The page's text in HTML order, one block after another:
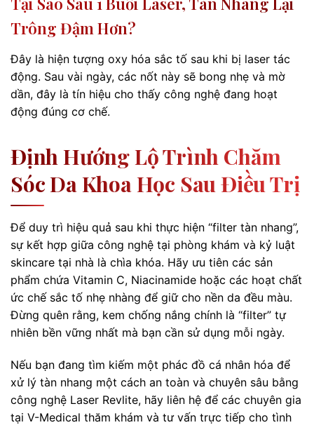
Trông Đậm Hơn?
Đây là hiện tượng oxy hóa sắc tố sau khi bị laser tác
động. Sau vài ngày, các nốt này sẽ bong nhẹ và mờ
dần, đây là tín hiệu cho thấy công nghệ đang hoạt
động đúng cơ chế.
Định Hướng Lộ Trình Chăm
Sóc Da Khoa Học Sau Điều Trị
Để duy trì hiệu quả sau khi thực hiện “filter tàn nhang”,
sự kết hợp giữa công nghệ tại phòng khám và kỷ luật
skincare tại nhà là chìa khóa. Hãy ưu tiên các sản
phẩm chứa Vitamin C, Niacinamide hoặc các hoạt chất
ức chế sắc tố nhẹ nhàng để giữ cho nền da đều màu.
Đừng quên rằng, kem chống nắng chính là “filter” tự
nhiên bền vững nhất mà bạn cần sử dụng mỗi ngày.
Nếu bạn đang tìm kiếm một phác đồ cá nhân hóa để
xử lý tàn nhang một cách an toàn và chuyên sâu bằng
công nghệ Laser Revlite, hãy liên hệ để các chuyên gia
tại V-Medical thăm khám và tư vấn trực tiếp cho tình